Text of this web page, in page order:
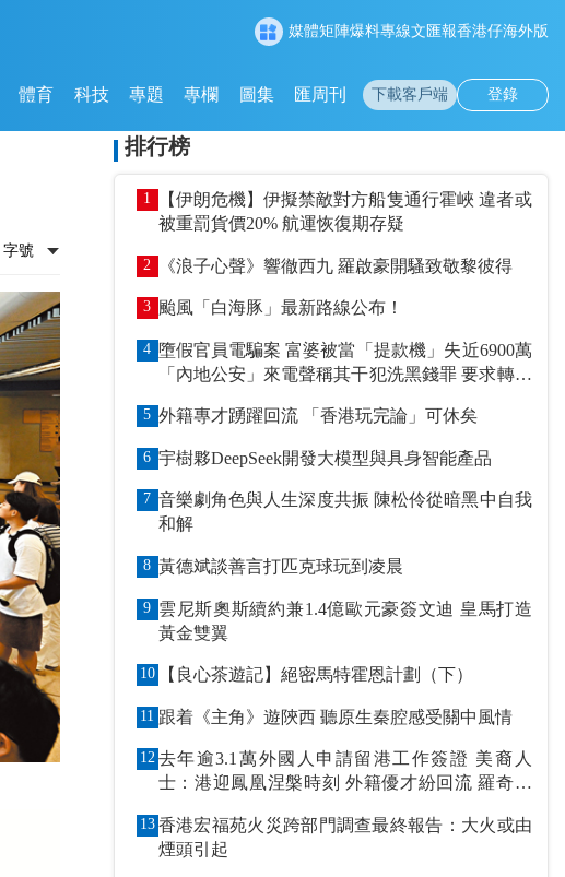
媒體矩陣爆料專線文匯報香港仔海外版
體育 科技 專題 專欄 圖集 匯周刊 下載客戶端 登錄
字號
排行榜
1
【伊朗危機】伊擬禁敵對方船隻通行霍峽 違者或
被重罰貨價20% 航運恢復期存疑
2 《浪子心聲》響徹西九 羅啟豪開騷致敬黎彼得
3 颱風「白海豚」最新路線公布！
4 墮假官員電騙案 富婆被當「提款機」失近6900萬
「內地公安」來電聲稱其干犯洗黑錢罪 要求轉賬
5 外籍專才踴躍回流 「香港玩完論」可休矣
6 宇樹夥DeepSeek開發大模型與具身智能產品
7 音樂劇角色與人生深度共振 陳松伶從暗黑中自我
和解
8 黃德斌談善言打匹克球玩到凌晨
9 雲尼斯奧斯續約兼1.4億歐元豪簽文迪 皇馬打造
黃金雙翼
10 【良心茶遊記】絕密馬特霍恩計劃（下）
11 跟着《主角》遊陝西 聽原生秦腔感受關中風情
12 去年逾3.1萬外國人申請留港工作簽證 美裔人
士：港迎鳳凰涅槃時刻 外籍優才紛回流 羅奇抹
13 香港宏福苑火災跨部門調查最終報告：大火或由
煙頭引起